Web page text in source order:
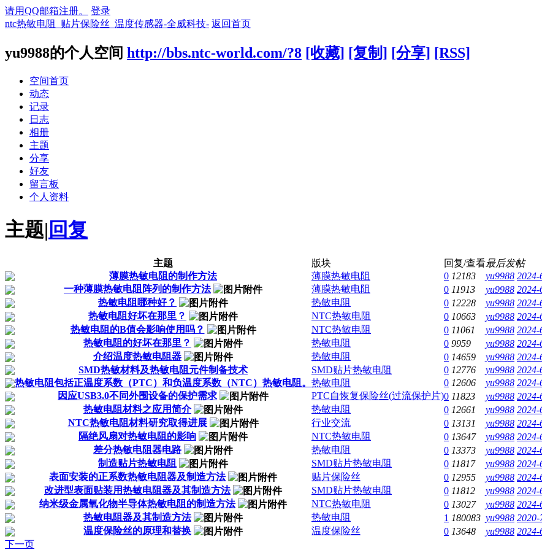
请用QQ邮箱注册。
登录
ntc热敏电阻_贴片保险丝_温度传感器-全威科技- 返回首页
yu9988的个人空间 http://bbs.ntc-world.com/?8 [收藏] [复制] [分享] [RSS]
空间首页
动态
记录
日志
相册
主题
分享
好友
留言板
个人资料
主题| 回复
主题 版块 回复/查看最后发帖
薄膜热敏电阻的制作方法
薄膜热敏电阻 0 12183 yu9988 2024-
一种薄膜热敏电阻阵列的制作方法
薄膜热敏电阻 0 11913 yu9988 2024-
热敏电阻哪种好？
热敏电阻 0 12228 yu9988 2024-
热敏电阻好坏在那里？
NTC热敏电阻 0 10663 yu9988 2024-
热敏电阻的B值会影响使用吗？
NTC热敏电阻 0 11061 yu9988 2024-
热敏电阻的好坏在那里？
热敏电阻 0 9959 yu9988 2024-
介绍温度热敏电阻器
热敏电阻 0 14659 yu9988 2024-
SMD热敏材料及热敏电阻元件制备技术
SMD贴片热敏电阻 0 12776 yu9988 2024-
热敏电阻包括正温度系数（PTC）和负温度系数（NTC）热敏电阻。 热敏电阻 0 12606 yu9988 2024-
因应USB3.0不同外围设备的保护需求
PTC自恢复保险丝(过流保护片)0 11823 yu9988 2024-
热敏电阻材料之应用简介
热敏电阻 0 12661 yu9988 2024-
NTC热敏电阻材料研究取得进展
行业交流 0 13131 yu9988 2024-
隔绝风扇对热敏电阻的影响
NTC热敏电阻 0 13647 yu9988 2024-
差分热敏电阻器电路
热敏电阻 0 13373 yu9988 2024-
制造贴片热敏电阻
SMD贴片热敏电阻 0 11817 yu9988 2024-
表面安装的正系数热敏电阻器及制造方法
贴片保险丝 0 12955 yu9988 2024-
改进型表面贴装用热敏电阻器及其制造方法
SMD贴片热敏电阻 0 11812 yu9988 2024-
纳米级金属氧化物半导体热敏电阻的制造方法
NTC热敏电阻 0 13027 yu9988 2024-
热敏电阻器及其制造方法
热敏电阻 1 180083 yu9988 2020-
温度保险丝的原理和替换
温度保险丝 0 13648 yu9988 2024-
下一页